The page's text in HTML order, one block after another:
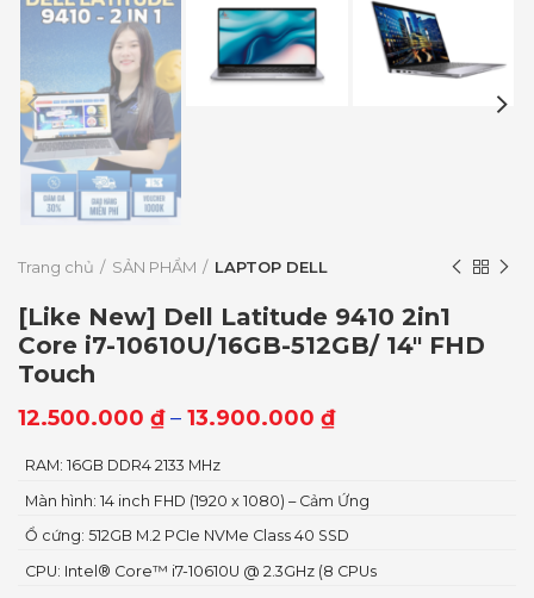
Trang chủ SẢN PHẨM LAPTOP DELL
[Like New] Dell Latitude 9410 2in1
Core i7-10610U/16GB-512GB/ 14″ FHD
Touch
12.500.000 ₫– 13.900.000 ₫
RAM: 16GB DDR4 2133 MHz
Màn hình: 14 inch FHD (1920 x 1080) – Cảm Ứng
Ổ cứng: 512GB M.2 PCIe NVMe Class 40 SSD
CPU: Intel® Core™ i7-10610U @ 2.3GHz (8 CPUs